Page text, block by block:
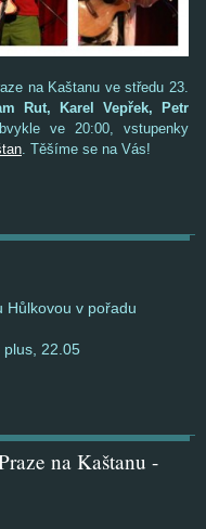
na Kaštanu ve středu 23.
Rut, Karel Vepřek, Petr
ve 20:00, vstupenky
. Těšíme se na Vás!
Hůlkovou v pořadu
plus, 22.05
na Kaštanu -